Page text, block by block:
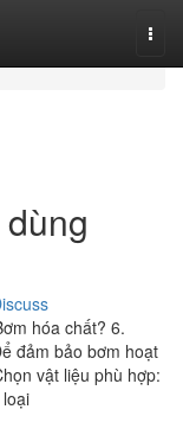
hóa chất? 6.
đảm bảo bơm hoạt
vật liệu phù hợp: